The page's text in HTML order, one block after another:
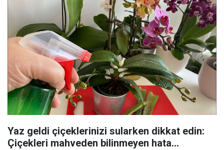
Yaz geldi çiçeklerinizi sularken dikkat edin:
Çiçekleri mahveden bilinmeyen hata...